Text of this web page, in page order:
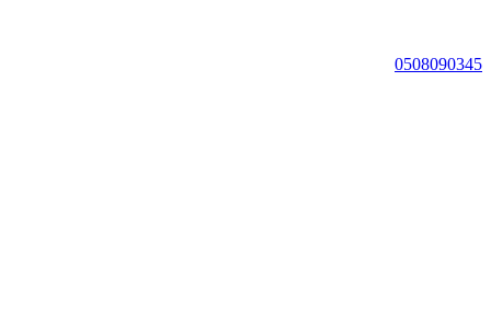
0508090345